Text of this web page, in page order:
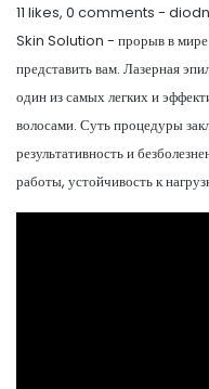
11 likes, 0 comments -
Skin Solution - прорыв в мире
представить вам. Лазерная
один из самых легких и
волосами. Суть процедуры
результативность и
работы, устойчивость к